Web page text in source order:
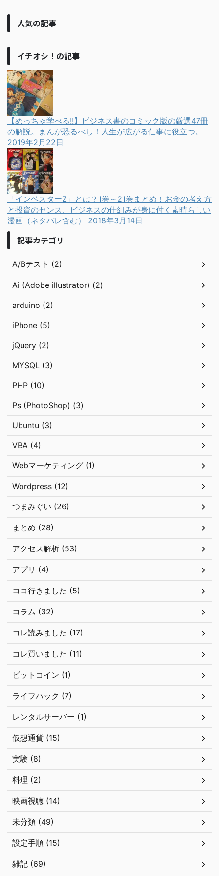
人気の記事
イチオシ！の記事
【めっちゃ学べる!!】ビジネス書のコミック版の厳選47冊
の解説。まんが恐るべし！人生が広がる仕事に役立つ。
2019年2月22日
「インベスターZ」とは？1巻～21巻まとめ！お金の考え方
と投資のセンス、ビジネスの仕組みが身に付く素晴らしい
漫画（ネタバレ含む） 2018年3月14日
記事カテゴリ
A/Bテスト (2)
Ai (Adobe illustrator) (2)
arduino (2)
iPhone (5)
jQuery (2)
MYSQL (3)
PHP (10)
Ps (PhotoShop) (3)
Ubuntu (3)
VBA (4)
Webマーケティング (1)
Wordpress (12)
つまみぐい (26)
まとめ (28)
アクセス解析 (53)
アプリ (4)
ココ行きました (5)
コラム (32)
コレ読みました (17)
コレ買いました (11)
ビットコイン (1)
ライフハック (7)
レンタルサーバー (1)
仮想通貨 (15)
実験 (8)
料理 (2)
映画視聴 (14)
未分類 (49)
設定手順 (15)
雑記 (69)